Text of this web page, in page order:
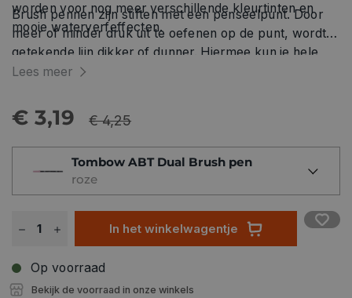
worden voor nog meer verschillende kleurtinten en
mooie waterverfeffecten.
Brush pennen zijn stiften met een penseelpunt. Door
meer of minder druk uit te oefenen op de punt, wordt je
getekende lijn dikker of dunner. Hiermee kun je hele
mooie effecten bereiken, zoals je bijvoorbeeld ziet bij
maken, maar ook voor illustraties, art-journaling en
zelfs het inkleuren van stempelafdrukken zijn deze
stiften erg geschikt.
Lees meer
€ 3,19 € 4,25
Tombow ABT Dual Brush pen
roze
In het winkelwagentje
Op voorraad
Bekijk de voorraad in onze winkels